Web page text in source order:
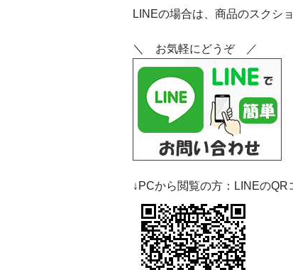
LINEの場合は、商品のスクシ
＼ お気軽にどうぞ ／
↓PCから閲覧の方：LINEのQR